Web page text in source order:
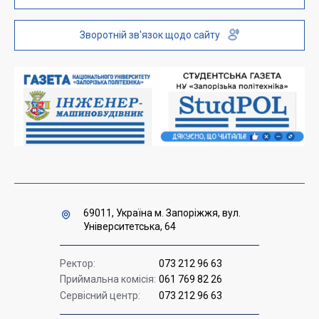
Інституційний репозиторій
Молодіжний хаб «FREETIME»
Платні послуги
Накази та розпорядження для оприлюднення
Міністерство освіти і науки України
Урядова "гаряча лінія" 1545
Зворотній зв'язок щодо сайту
69011, Україна м. Запоріжжя, вул.
Університетська, 64
Ректор:
073 212 96 63
Приймальна комісія: 061 769 82 26
Сервісний центр:
073 212 96 63